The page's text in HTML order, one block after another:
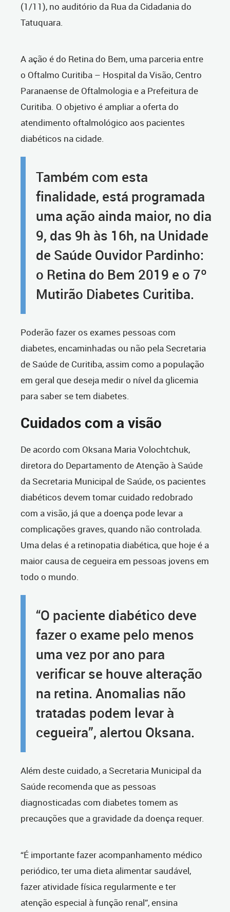
(1/11), no auditório da Rua da Cidadania do
Tatuquara.
A ação é do Retina do Bem, uma parceria entre
o Oftalmo Curitiba – Hospital da Visão, Centro
Paranaense de Oftalmologia e a Prefeitura de
Curitiba. O objetivo é ampliar a oferta do
atendimento oftalmológico aos pacientes
diabéticos na cidade.
Também com esta
finalidade, está programada
uma ação ainda maior, no dia
9, das 9h às 16h, na Unidade
de Saúde Ouvidor Pardinho:
o Retina do Bem 2019 e o 7º
Mutirão Diabetes Curitiba.
Poderão fazer os exames pessoas com
diabetes, encaminhadas ou não pela Secretaria
de Saúde de Curitiba, assim como a população
em geral que deseja medir o nível da glicemia
para saber se tem diabetes.
Cuidados com a visão
De acordo com Oksana Maria Volochtchuk,
diretora do Departamento de Atenção à Saúde
da Secretaria Municipal de Saúde, os pacientes
diabéticos devem tomar cuidado redobrado
com a visão, já que a doença pode levar a
complicações graves, quando não controlada.
Uma delas é a retinopatia diabética, que hoje é a
maior causa de cegueira em pessoas jovens em
todo o mundo.
“O paciente diabético deve
fazer o exame pelo menos
uma vez por ano para
verificar se houve alteração
na retina. Anomalias não
tratadas podem levar à
cegueira”, alertou Oksana.
Além deste cuidado, a Secretaria Municipal da
Saúde recomenda que as pessoas
diagnosticadas com diabetes tomem as
precauções que a gravidade da doença requer.
“É importante fazer acompanhamento médico
periódico, ter uma dieta alimentar saudável,
fazer atividade física regularmente e ter
atenção especial à função renal”, ensina